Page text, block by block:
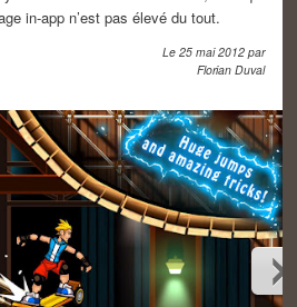
in-app n’est pas élevé du tout.
Le 25 mai 2012par
Florian Duval